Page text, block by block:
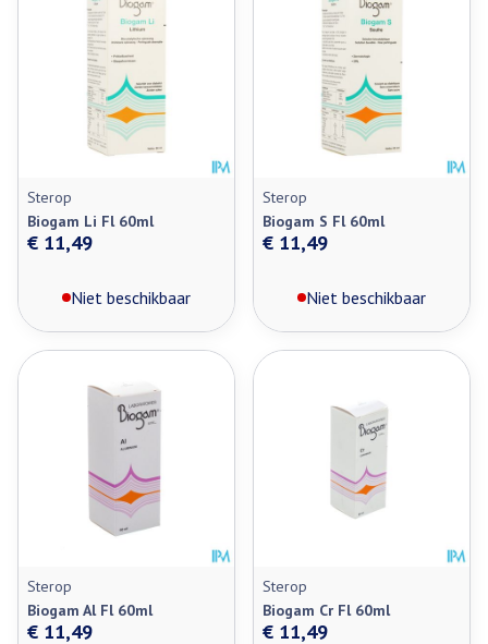
Sterop
Biogam Li Fl 60ml
€ 11,49
Niet beschikbaar
Sterop
Biogam S Fl 60ml
€ 11,49
Niet beschikbaar
Sterop
Biogam Al Fl 60ml
€ 11,49
Sterop
Biogam Cr Fl 60ml
€ 11,49